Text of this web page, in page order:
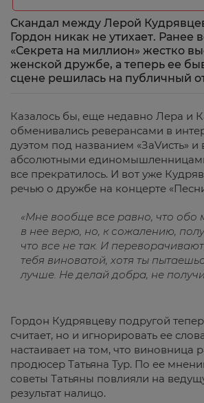
Скандал между Лерой
Гордон никак не утихает. Ранее
«Секрета на миллион» жестко
женской дружбе, а теперь ее
сцене решилась на публичный
Казалось бы, еще недавно Лера и
обменивались реверансами в
дуэтом под названием «ЗаVисть» и
абсолютными
все прекратилось. И вот уже
речью о дружбе на концерте
«Мне вообще все равно, что обо
в нее верю, но, к сожалению,
что все не так. И
тебя виноватой, хотя ты
лучше. Не делай добра, не
Гордон Кудрявцеву подругой
считает, но и игнорировать ее
настаивает на том, что виновница
продюсер Татьяна Тур. По ее
советы Татьяны повлияли на
результат налицо.